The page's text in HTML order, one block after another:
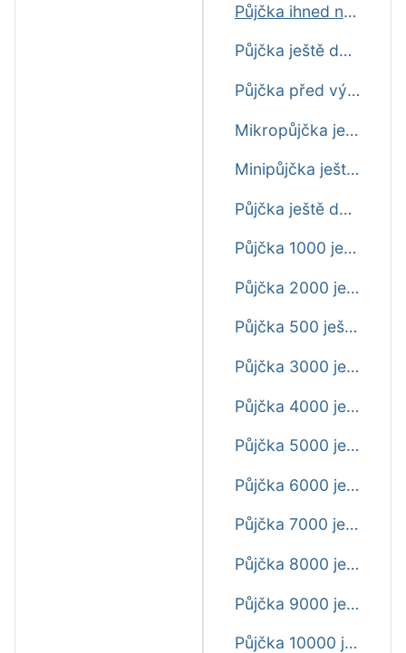
Půjčka ihned na účet ještě dnes
Půjčka ještě dnes do výplaty
Půjčka před výplatou ještě dnes
Mikropůjčka ještě dnes
Minipůjčka ještě dnes
Půjčka ještě dnes
Půjčka 1000 ještě dnes
Půjčka 2000 ještě dnes
Půjčka 500 ještě dnes
Půjčka 3000 ještě dnes
Půjčka 4000 ještě dnes
Půjčka 5000 ještě dnes
Půjčka 6000 ještě dnes
Půjčka 7000 ještě dnes
Půjčka 8000 ještě dnes
Půjčka 9000 ještě dnes
Půjčka 10000 ještě dnes